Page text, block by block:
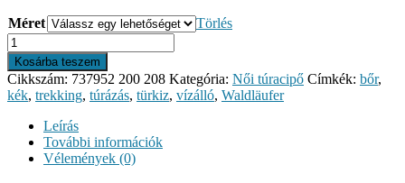
Méret
Törlés
H-
Momo
női
túracipő,
fekete-
türkiz
mennyiség
Kosárba teszem
Cikkszám: 737952 200 208 Kategória: Női túracipő Címkék: bőr,
kék, trekking, túrázás, türkiz, vízálló, Waldläufer
Leírás
További információk
Vélemények (0)